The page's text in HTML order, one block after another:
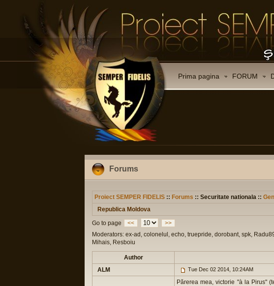
Prima pagina FORUM
Forums
Proiect SEMPER FIDELIS :: Forums :: Securitate nationala ::
Republica Moldova
Go to page
<<
>>
Moderators: ex-ad, colonelul, echo, truepride, dorobant, spk,
Mihais, Resboiu
Author
ALM
Tue Dec 02 2014, 10:24AM
Părerea mea, victorie "à la Pirus"